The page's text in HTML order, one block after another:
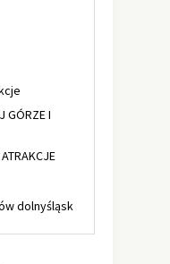
GÓRZE I
dolnyśląsk